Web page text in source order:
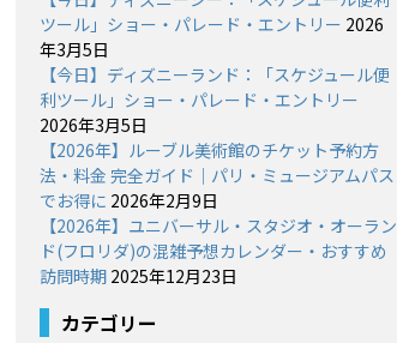
ツール」ショー・パレード・エントリー 2026
年3月5日
【今日】ディズニーランド：「スケジュール便
利ツール」ショー・パレード・エントリー
2026年3月5日
【2026年】ルーブル美術館のチケット予約方
法・料金 完全ガイド｜パリ・ミュージアムパス
でお得に 2026年2月9日
【2026年】ユニバーサル・スタジオ・オーラン
ド(フロリダ)の混雑予想カレンダー・おすすめ
訪問時期 2025年12月23日
カテゴリー